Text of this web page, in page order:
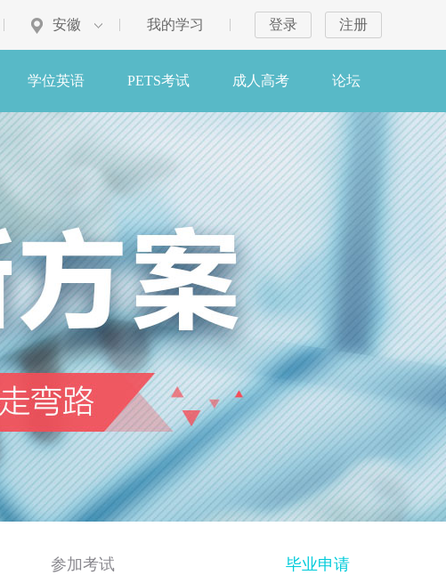
注册
登录
我的学习
安徽
学位英语 PETS考试 成人高考 论坛
参加考试
毕业申请